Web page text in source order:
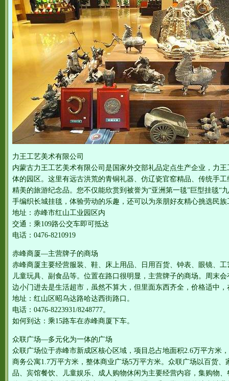
力王工艺美术有限公司
内蒙古力王工艺美术有限公司是国家外交部礼品定点生产企业，力
体的园区。这里有远古洪荒的青铜礼器、仿辽瓷官窑精品、传统手
精美的旅游纪念品。您不仅能欣赏到被誉为“亚洲第一毯”巨型挂毯“
手编织长城挂毯，体验劳动的乐趣，还可以为亲朋好友精心挑选民
地址：赤峰市红山工业园区内
交通：乘109路公交车即可抵达
电话：0476-8210919
赤峰商厦—主营牌子的商场
赤峰商厦主要经营服装、鞋、床上用品、日用百货、钟表、眼镜、
儿童玩具、副食品等。位置在路口很明显，主营牌子的商场。周末
边小门进去是生活超市，虽然不算大，但里面东西齐全，价格适中
地址：红山区昭乌达路哈达西街路口。
电话：0476-8223931/8248777。
如何到达：乘15路车在赤峰商厦下车。
众联广场—多元化为一体的广场
众联广场位于赤峰市新成区核心区域，项目总占地面积2.6万平方米
商务公寓1.7万平方米，整体商业广场5万平方米。众联广场以百货
品、宾馆餐饮、儿童娱乐、成人购物休闲为主要经营内容，集购物